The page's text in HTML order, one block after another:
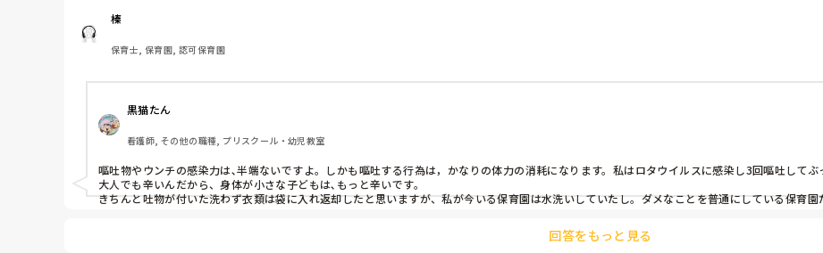
どの子も咳とか何もなく本当に突然吐いてたし、その内の2,3人は吐いた後ぐったりしてたからかわいそうだったな…😢
榛
保育士, 保育園, 認可保育園
黒猫たん
看護師, その他の職種, プリスクール・幼児教室
嘔吐物やウンチの感染力は､半端ないですよ。しかも嘔吐する行為は，かなりの体力の消耗になります。私はロタウイルスに感染し3回嘔吐してぶ
大人でも辛いんだから、身体が小さな子どもは､もっと辛いです。
きちんと吐物が付いた洗わず衣類は袋に入れ返却したと思いますが、私が今いる保育園は水洗いしていたし。ダメなことを普通にしている保育
回答をもっと見る